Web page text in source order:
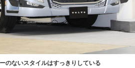
のないスタイルはすっきりしている